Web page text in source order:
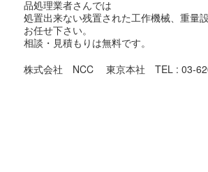
品処理業者さんでは
処置出来ない残置された工作機械、重量
お任せ下さい。
相談・見積もりは無料です。
株式会社 NCC 東京本社 TEL : 03-